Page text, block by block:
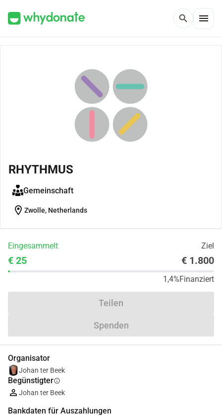
search menu
RHYTHMUS
Gemeinschaft
location_on Zwolle, Netherlands
Eingesammelt Ziel
€ 25 € 1.800
1,4%Finanziert
Teilen
Spenden
Organisator
Johan ter Beek
Begünstigterinfo
Johan ter Beek
Bankdaten für Auszahlungen